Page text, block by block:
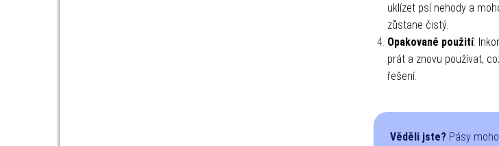
uklízet psí nehody a
zůstane čistý.
Opakované použití:
prát a znovu používat,
řešení.
Věděli jste?Pásy